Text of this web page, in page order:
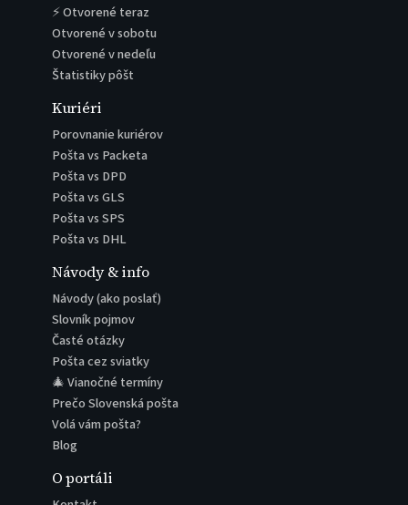
⚡ Otvorené teraz
Otvorené v sobotu
Otvorené v nedeľu
Štatistiky pôšt
Kuriéri
Porovnanie kuriérov
Pošta vs Packeta
Pošta vs DPD
Pošta vs GLS
Pošta vs SPS
Pošta vs DHL
Návody & info
Návody (ako poslať)
Slovník pojmov
Časté otázky
Pošta cez sviatky
🎄 Vianočné termíny
Prečo Slovenská pošta
Volá vám pošta?
Blog
O portáli